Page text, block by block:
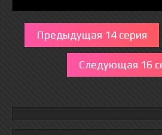
Предыдущая 14 серия
Следующая 16